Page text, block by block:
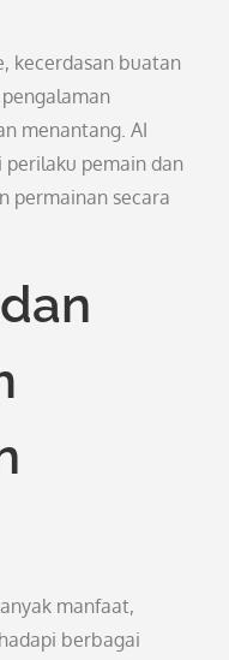
kecerdasan buatan
menantang. AI
pemain dan
permainan secara
manfaat,
berbagai